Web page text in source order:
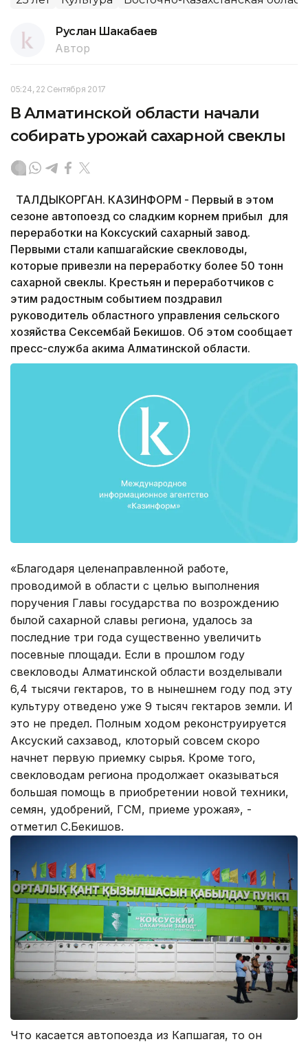
Руслан Шакабаев
Автор
05:24, 22 Сентября 2017
В Алматинской области начали
собирать урожай сахарной свеклы
ТАЛДЫКОРГАН. КАЗИНФОРМ - Первый в этом
сезоне автопоезд со сладким корнем прибыл для
переработки на Коксуский сахарный завод.
Первыми стали капшагайские свекловоды,
которые привезли на переработку более 50 тонн
сахарной свеклы. Крестьян и переработчиков с
этим радостным событием поздравил
руководитель областного управления сельского
хозяйства Сексембай Бекишов. Об этом сообщает
пресс-служба акима Алматинской области.
«Благодаря целенаправленной работе,
проводимой в области с целью выполнения
поручения Главы государства по возрождению
былой сахарной славы региона, удалось за
последние три года существенно увеличить
посевные площади. Если в прошлом году
свекловоды Алматинской области возделывали
6,4 тысячи гектаров, то в нынешнем году под эту
культуру отведено уже 9 тысяч гектаров земли. И
это не предел. Полным ходом реконструируется
Аксуский сахзавод, клоторый совсем скоро
начнет первую приемку сырья. Кроме того,
свекловодам региона продолжает оказываться
большая помощь в приобретении новой техники,
семян, удобрений, ГСМ, приеме урожая», -
отметил С.Бекишов.
Что касается автопоезда из Капшагая, то он